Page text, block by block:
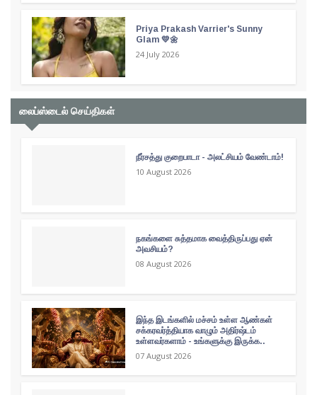
Priya Prakash Varrier's Sunny
Glam 💛🌼
24 July 2026
லைப்ஸ்டைல் செய்திகள்
நீர்சத்து குறைபாடா - அலட்சியம் வேண்டாம்!
10 August 2026
நகங்களை சுத்தமாக வைத்திருப்பது ஏன்
அவசியம்?
08 August 2026
இந்த இடங்களில் மச்சம் உள்ள ஆண்கள்
சக்கரவர்த்தியாக வாழும் அதிர்ஷ்டம்
உள்ளவர்களாம் - உங்களுக்கு இருக்க..
07 August 2026